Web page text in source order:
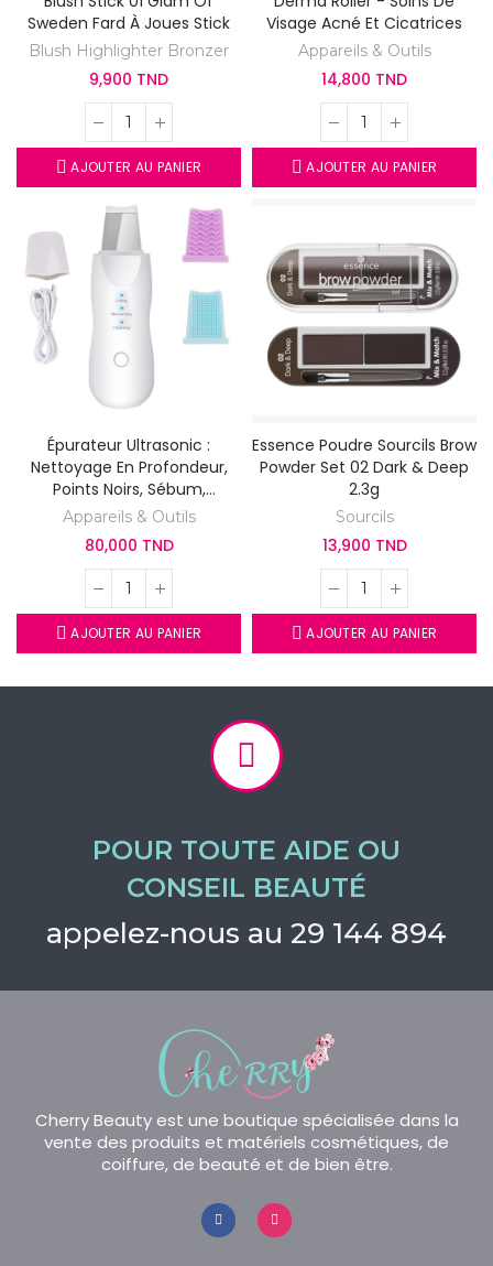
Sweden Fard À Joues Stick
Blush Highlighter Bronzer
9,900 TND
AJOUTER AU PANIER
Visage Acné Et Cicatrices
Appareils & Outils
14,800 TND
AJOUTER AU PANIER
Épurateur Ultrasonic :
Nettoyage En Profondeur,
Points Noirs, Sébum,
Gommage
Appareils & Outils
80,000 TND
AJOUTER AU PANIER
Essence Poudre Sourcils Brow
Powder Set 02 Dark & Deep
2.3g
Sourcils
13,900 TND
AJOUTER AU PANIER
POUR TOUTE AIDE OU
CONSEIL BEAUTÉ
appelez-nous au 29 144 894
Cherry Beauty est une boutique spécialisée dans la
vente des produits et matériels cosmétiques, de
coiffure, de beauté et de bien être.